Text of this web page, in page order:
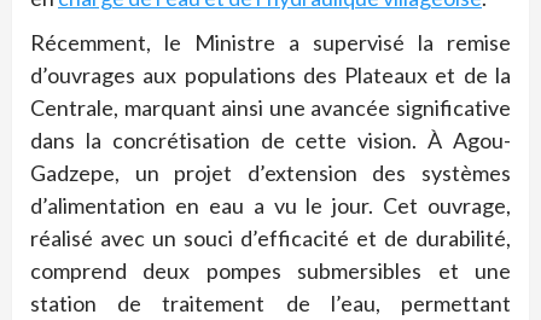
Récemment, le Ministre a supervisé la remise
d’ouvrages aux populations des Plateaux et de la
Centrale, marquant ainsi une avancée significative
dans la concrétisation de cette vision. À Agou-
Gadzepe, un projet d’extension des systèmes
d’alimentation en eau a vu le jour. Cet ouvrage,
réalisé avec un souci d’efficacité et de durabilité,
comprend deux pompes submersibles et une
station de traitement de l’eau, permettant